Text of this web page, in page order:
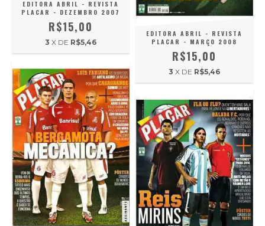
EDITORA ABRIL - REVISTA
PLACAR - DEZEMBRO 2007
R$15,00
3 X DE R$5,46
EDITORA ABRIL - REVISTA
PLACAR - MARÇO 2008
R$15,00
3 X DE R$5,46